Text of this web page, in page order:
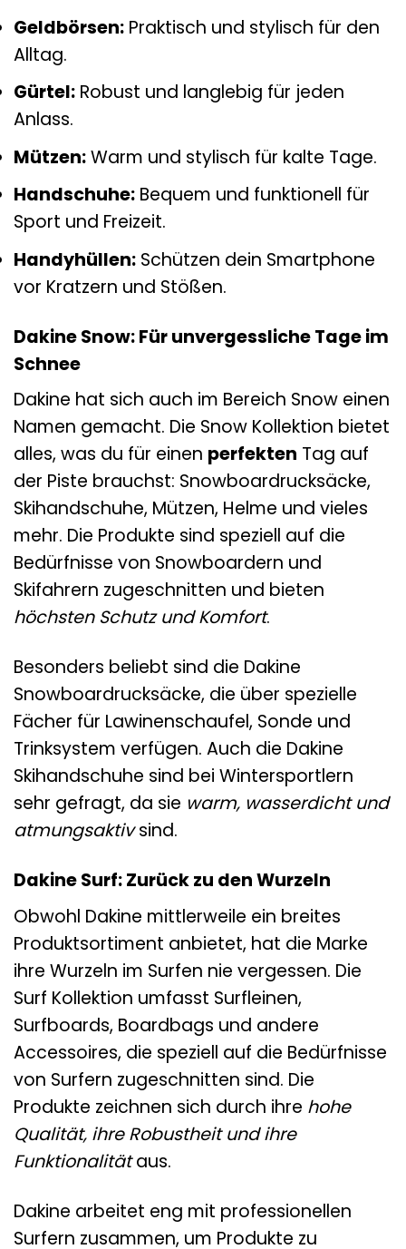
Geldbörsen: Praktisch und stylisch für den
Alltag.
Gürtel: Robust und langlebig für jeden
Anlass.
Mützen:Warm und stylisch für kalte Tage.
Handschuhe: Bequem und funktionell für
Sport und Freizeit.
Handyhüllen: Schützen dein Smartphone
vor Kratzern und Stößen.
Dakine Snow: Für unvergessliche Tage im
Schnee
Dakine hat sich auch im Bereich Snow einen
Namen gemacht. Die Snow Kollektion bietet
alles, was du für einen perfekten Tag auf
der Piste brauchst: Snowboardrucksäcke,
Skihandschuhe, Mützen, Helme und vieles
mehr. Die Produkte sind speziell auf die
Bedürfnisse von Snowboardern und
Skifahrern zugeschnitten und bieten
höchsten Schutz und Komfort.
Besonders beliebt sind die Dakine
Snowboardrucksäcke, die über spezielle
Fächer für Lawinenschaufel, Sonde und
Trinksystem verfügen. Auch die Dakine
Skihandschuhe sind bei Wintersportlern
sehr gefragt, da sie warm, wasserdicht und
atmungsaktivsind.
Dakine Surf: Zurück zu den Wurzeln
Obwohl Dakine mittlerweile ein breites
Produktsortiment anbietet, hat die Marke
ihre Wurzeln im Surfen nie vergessen. Die
Surf Kollektion umfasst Surfleinen,
Surfboards, Boardbags und andere
Accessoires, die speziell auf die Bedürfnisse
von Surfern zugeschnitten sind. Die
Produkte zeichnen sich durch ihre hohe
Qualität, ihre Robustheit und ihre
Funktionalitätaus.
Dakine arbeitet eng mit professionellen
Surfern zusammen, um Produkte zu